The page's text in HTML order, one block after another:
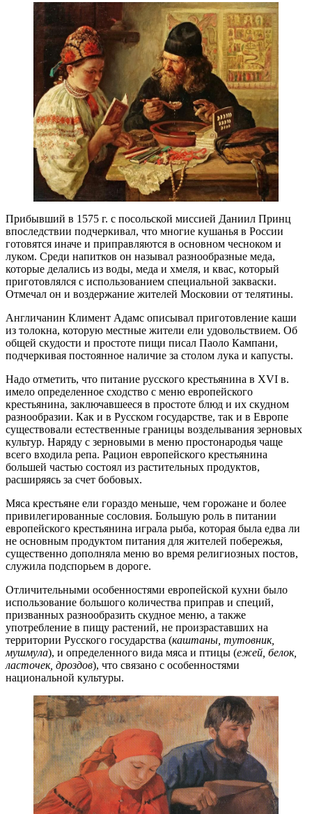
Прибывший в 1575 г. с посольской миссией Даниил Принц
впоследствии подчеркивал, что многие кушанья в России
готовятся иначе и приправляются в основном чесноком и
луком. Среди напитков он называл разнообразные меда,
которые делались из воды, меда и хмеля, и квас, который
приготовлялся с использованием специальной закваски.
Отмечал он и воздержание жителей Московии от телятины.
Англичанин Климент Адамс описывал приготовление каши
из толокна, которую местные жители ели удовольствием. Об
общей скудости и простоте пищи писал Паоло Кампани,
подчеркивая постоянное наличие за столом лука и капусты.
Надо отметить, что питание русского крестьянина в XVI в.
имело определенное сходство с меню европейского
крестьянина, заключавшееся в простоте блюд и их скудном
разнообразии. Как и в Русском государстве, так и в Европе
существовали естественные границы возделывания зерновых
культур. Наряду с зерновыми в меню простонародья чаще
всего входила репа. Рацион европейского крестьянина
большей частью состоял из растительных продуктов,
расширяясь за счет бобовых.
Мяса крестьяне ели гораздо меньше, чем горожане и более
привилегированные сословия. Большую роль в питании
европейского крестьянина играла рыба, которая была едва ли
не основным продуктом питания для жителей побережья,
существенно дополняла меню во время религиозных постов,
служила подспорьем в дороге.
Отличительными особенностями европейской кухни было
использование большого количества приправ и специй,
призванных разнообразить скудное меню, а также
употребление в пищу растений, не произраставших на
территории Русского государства (каштаны, тутовник,
мушмула), и определенного вида мяса и птицы (ежей, белок,
ласточек, дроздов), что связано с особенностями
национальной культуры.